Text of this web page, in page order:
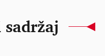
sadržaj